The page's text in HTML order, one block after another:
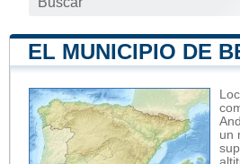
EL MUNICIPIO DE
un